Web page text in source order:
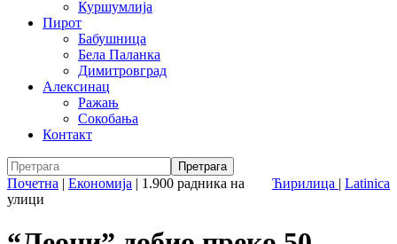
Куршумлија
Пирот
Бабушница
Бела Паланка
Димитровград
Алексинац
Ражањ
Сокобања
Контакт
Ћирилица | Latinica
Почетна | Економија | 1.900 радника на
улици